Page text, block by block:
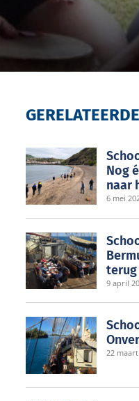
Nog
naar
6 mei
terug
9 april
22